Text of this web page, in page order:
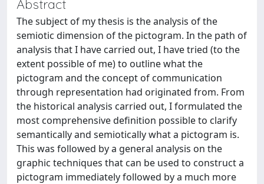
Abstract
The subject of my thesis is the analysis of the
semiotic dimension of the pictogram. In the path of
analysis that I have carried out, I have tried (to the
extent possible of me) to outline what the
pictogram and the concept of communication
through representation had originated from. From
the historical analysis carried out, I formulated the
most comprehensive definition possible to clarify
semantically and semiotically what a pictogram is.
This was followed by a general analysis on the
graphic techniques that can be used to construct a
pictogram immediately followed by a much more